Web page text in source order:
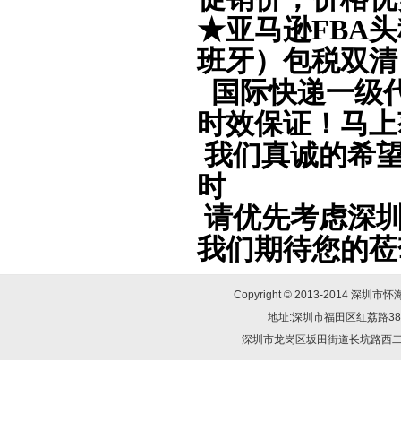
★亚马逊FBA头
班牙）包税双
国际快递一级
时效保证！马
我们真诚的希
时
请优先考虑深
我们期待您的
Copyright © 2013-2014 深圳市怀
地址:深圳市福田区红荔路
深圳市龙岗区坂田街道长坑路西